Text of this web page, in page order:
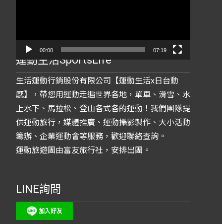
00:00 07:19
運動生活SportsLife
生活運動行銷股份有限公司【運動生活x日台動
感】，帶您用運動走遍世界各地，單車、滑雪、水
上水下、馬拉松、登山各式各的運動！我們團隊提
供運動旅行，媒體推廣、運動攝影製作、大小活動
籌辦、企業運動會等服務，歡迎聯絡查詢。
運動旅遊團由富友旅行社，安排出團。
LINE詢問